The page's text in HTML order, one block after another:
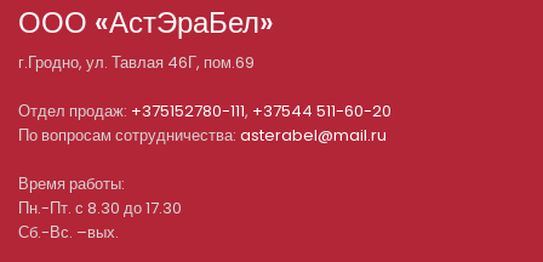
ООО «АстЭраБел»
г.Гродно, ул. Тавлая 46Г, пом.69
Отдел продаж: +375152780-111, +37544 511-60-20
По вопросам сотрудничества: asterabel@mail.ru
Время работы:
Пн.-Пт. с 8.30 до 17.30
Сб.-Вс. –вых.